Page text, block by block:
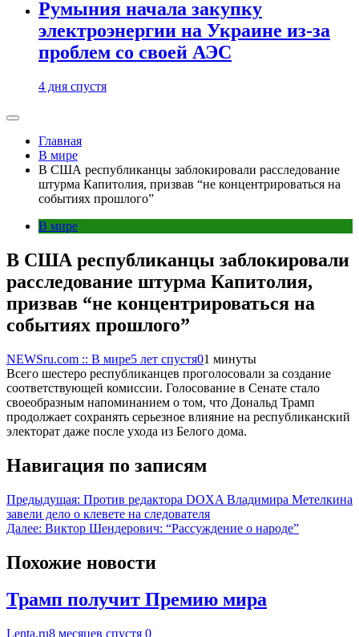
Румыния начала закупку
электроэнергии на Украине из-за
проблем со своей АЭС
4 дня спустя
Главная
В мире
В США республиканцы заблокировали расследование
штурма Капитолия, призвав “не концентрироваться на
событиях прошлого”
В мире
В США республиканцы заблокировали
расследование штурма Капитолия,
призвав “не концентрироваться на
событиях прошлого”
NEWSru.com :: В мире5 лет спустя01 минуты
Всего шестеро республиканцев проголосовали за создание
соответствующей комиссии. Голосование в Сенате стало
своеобразным напоминанием о том, что Дональд Трамп
продолжает сохранять серьезное влияние на республиканский
электорат даже после ухода из Белого дома.
Навигация по записям
Предыдущая: Против редактора DOXA Владимира Метелкина
завели дело о клевете на следователя
Далее: Виктор Шендерович: “Рассуждение о народе”
Похожие новости
Трамп получит Премию мира
Lenta.ru8 месяцев спустя 0